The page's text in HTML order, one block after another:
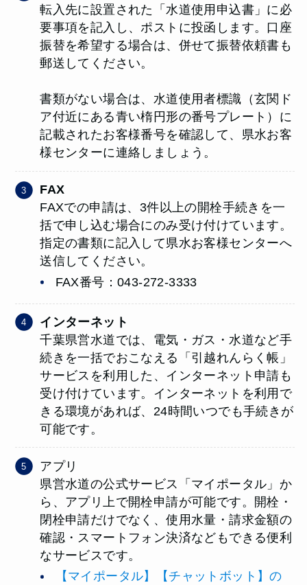
転入先に設置された「水道使用申込書」に必
要事項を記入し、ポストに投函します。口座
振替を希望する場合は、併せて振替依頼書も
郵送してください。
書類がない場合は、水道使用者標識（玄関ド
ア付近にある青い楕円形の番号プレート）に
記載されたお客様番号を確認して、県水お客
様センターに連絡しましょう。
FAX
FAXでの申請は、3件以上の開栓手続きを一
括で申し込む場合にのみ受け付けています。
指定の書類に記入して県水お客様センターへ
送信してください。
FAX番号：043-272-3333
インターネット
千葉県営水道では、電気・ガス・水道など手
続きを一括でおこなえる「引越れんらく帳」
サービスを利用した、インターネット申請も
受け付けています。インターネットを利用で
きる環境があれば、24時間いつでも手続きが
可能です。
アプリ
県営水道の公式サービス「マイポータル」か
ら、アプリ上で開栓申請が可能です。開栓・
閉栓申請だけでなく、使用水量・請求金額の
確認・スマートフォン決済などもできる便利
なサービスです。
【マイポータル】【チャットボット】の